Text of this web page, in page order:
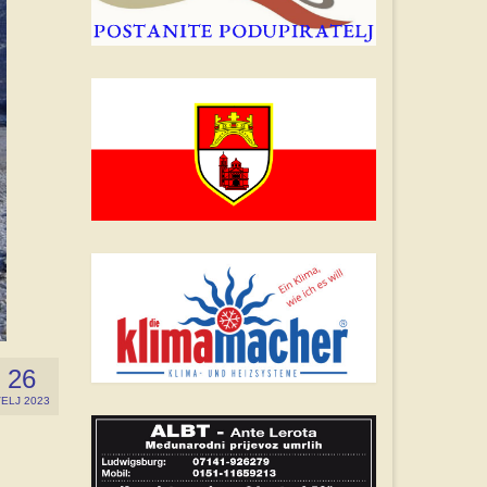
26
2023